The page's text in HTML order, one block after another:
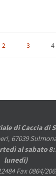
2 3 4
di Caccia di
67039
al sabato
lunedì)
Fax 0864/